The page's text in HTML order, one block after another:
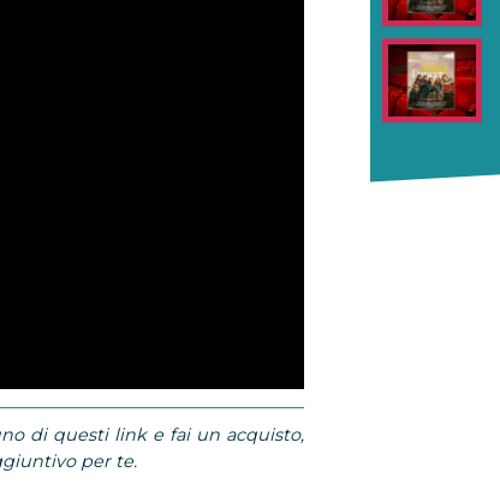
di questi link e fai un acquisto,
per te.